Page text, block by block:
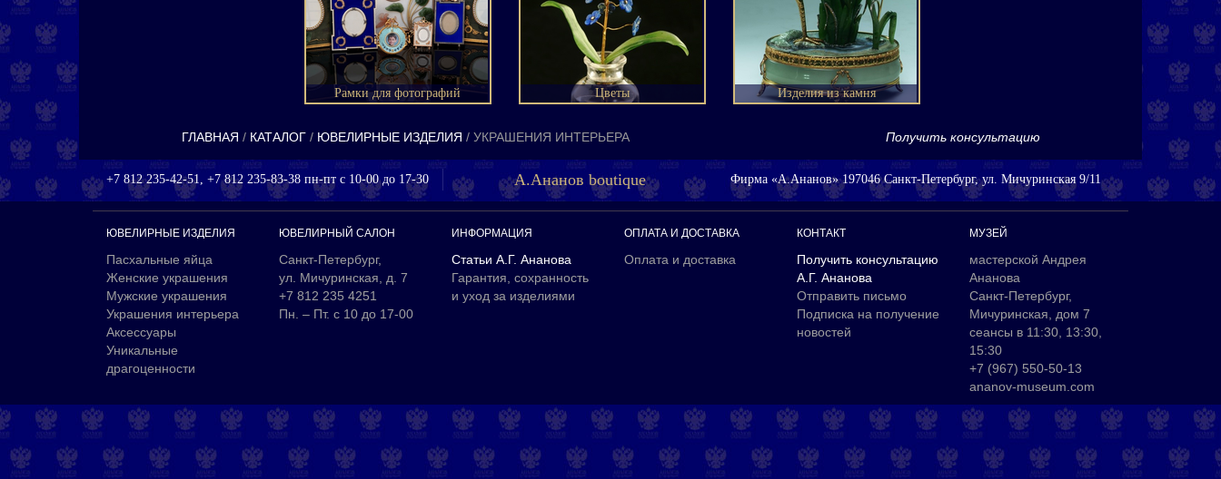
Рамки для фотографий Цветы Изделия из камня
ГЛАВНАЯ КАТАЛОГ ЮВЕЛИРНЫЕ ИЗДЕЛИЯ УКРАШЕНИЯ ИНТЕРЬЕРА Получить консультацию
+7 812 235-42-51, +7 812 235-83-38 пн-пт с 10-00 до 17-30 А.Ананов boutique Фирма «А.Ананов» 197046 Санкт-Петербург, ул. Мичуринская 9/11
ЮВЕЛИРНЫЕ ИЗДЕЛИЯ
Пасхальные яйца
Женские украшения
Мужские украшения
Украшения интерьера
Аксессуары
Уникальные
драгоценности
ЮВЕЛИРНЫЙ САЛОН
Санкт-Петербург,
ул. Мичуринская, д. 7
+7 812 235 4251
Пн. – Пт. с 10 до 17-00
ИНФОРМАЦИЯ
Статьи А.Г. Ананова
Гарантия, сохранность
и уход за изделиями
ОПЛАТА И ДОСТАВКА
Оплата и доставка
КОНТАКТ
Получить консультацию
А.Г. Ананова
Отправить письмо
Подписка на получение
новостей
МУЗЕЙ
мастерской Андрея
Ананова
Санкт-Петербург,
Мичуринская, дом 7
сеансы в 11:30, 13:30,
15:30
+7 (967) 550-50-13
ananov-museum.com